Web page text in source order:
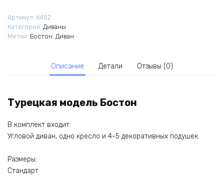
Артикул: 6452
Категория: Диваны
Метки: Бостон, Диван
Описание Детали Отзывы (0)
Турецкая модель Бостон
В комплект входит:
Угловой диван, одно кресло и 4-5 декоративных подушек.
Размеры:
Стандарт